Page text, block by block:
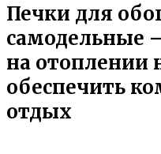
Печки для
самодельные
на отоплении
обеспечить
отдых